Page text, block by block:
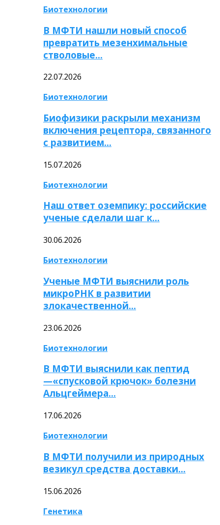
Биотехнологии
В МФТИ нашли новый способ
превратить мезенхимальные
стволовые…
22.07.2026
Биотехнологии
Биофизики раскрыли механизм
включения рецептора, связанного
с развитием…
15.07.2026
Биотехнологии
Наш ответ оземпику: российские
ученые сделали шаг к…
30.06.2026
Биотехнологии
Ученые МФТИ выяснили роль
микроРНК в развитии
злокачественной…
23.06.2026
Биотехнологии
В МФТИ выяснили как пептид
—«спусковой крючок» болезни
Альцгеймера…
17.06.2026
Биотехнологии
В МФТИ получили из природных
везикул средства доставки…
15.06.2026
Генетика